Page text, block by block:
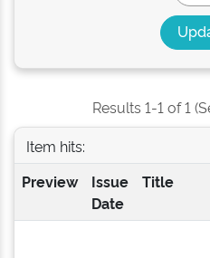
Results 1-1 of 1
Item hits:
Preview
Issue
Date
Title